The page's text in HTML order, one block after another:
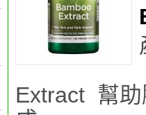
Extract 幫